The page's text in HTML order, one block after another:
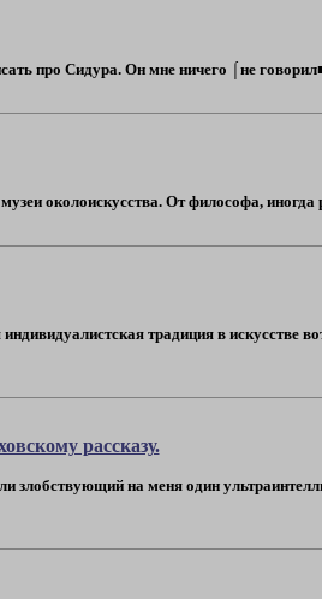
про Сидура. Он мне ничего ⌠не
околоискусства. От философа,
традиция в искусстве
рассказу.
злобствующий на меня один